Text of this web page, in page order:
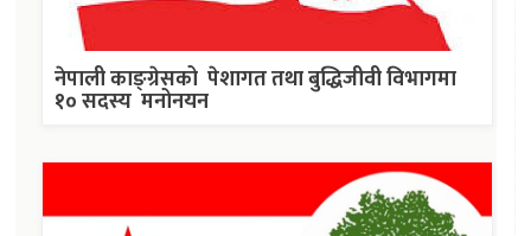
नेपाली काङ्ग्रेसको पेशागत तथा बुद्धिजीवी विभागमा
१० सदस्य मनोनयन